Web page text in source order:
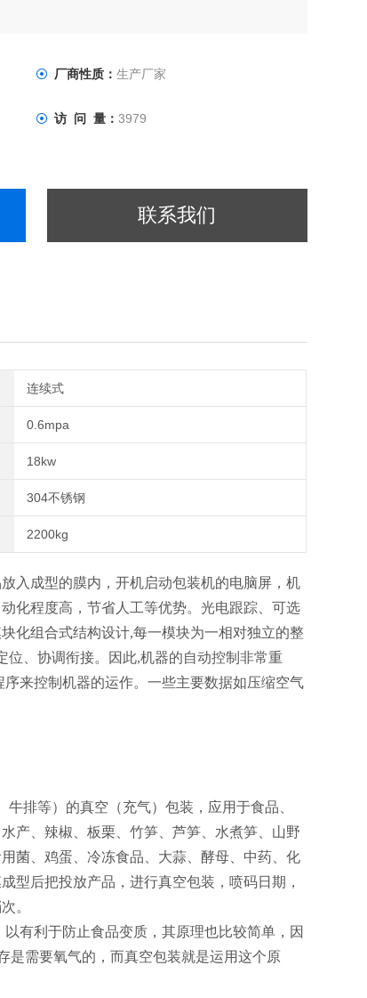
厂商性质： 生产厂家
访 问 量： 3979
联系我们
连续式
0.6mpa
18kw
304不锈钢
2200kg
入成型的膜内，开机启动包装机的电脑屏，机
化程度高，节省人工等优势。光电跟踪、可选
化组合式结构设计,每一模块为一相对独立的整
、协调衔接。因此,机器的自动控制非常重
来控制机器的运作。一些主要数据如压缩空气
排等）的真空（充气）包装，应用于食品、
产、辣椒、板栗、竹笋、芦笋、水煮笋、山野
菌、鸡蛋、冷冻食品、大蒜、酵母、中药、化
型后把投放产品，进行真空包装，喷码日期，
。
有利于防止食品变质，其原理也比较简单，因
是需要氧气的，而真空包装就是运用这个原